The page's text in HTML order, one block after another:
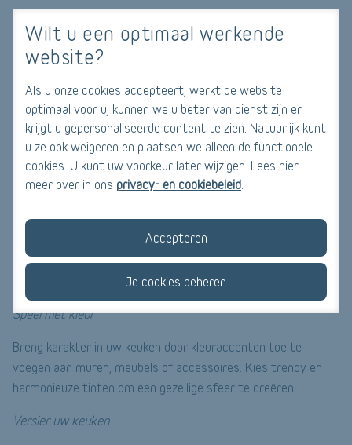
Wilt u een optimaal werkende
website?
Als u onze cookies accepteert, werkt de website
optimaal voor u, kunnen we u beter van dienst zijn en
krijgt u gepersonaliseerde content te zien. Natuurlijk kunt
u ze ook weigeren en plaatsen we alleen de functionele
cookies. U kunt uw voorkeur later wijzigen. Lees hier
meer over in ons privacy- en cookiebeleid
Accepteren
Je cookies beheren
Kies een geschikt werkblad
duurzaam, onderhoudsvriendelijk en esthetisch blad,
bijvoorbeeld uit kwarts, graniet of massief hout.
Geef uw muren en vloeren een opfrisbeurt
Tegels, acrylverf en laminaat: het zijn maar enkele
voorkeur aan moderne, duurzame en onderhoudsvriendelijke
Leg persoonlijke accenten
Speel met kleur
Breng karakter in uw keuken door kleuraccenten toe te
voegen aan muren, meubels of accessoires. Kies trendy en
harmonieuze tinten om een gezellige sfeer te creëren.
Versier uw keuken